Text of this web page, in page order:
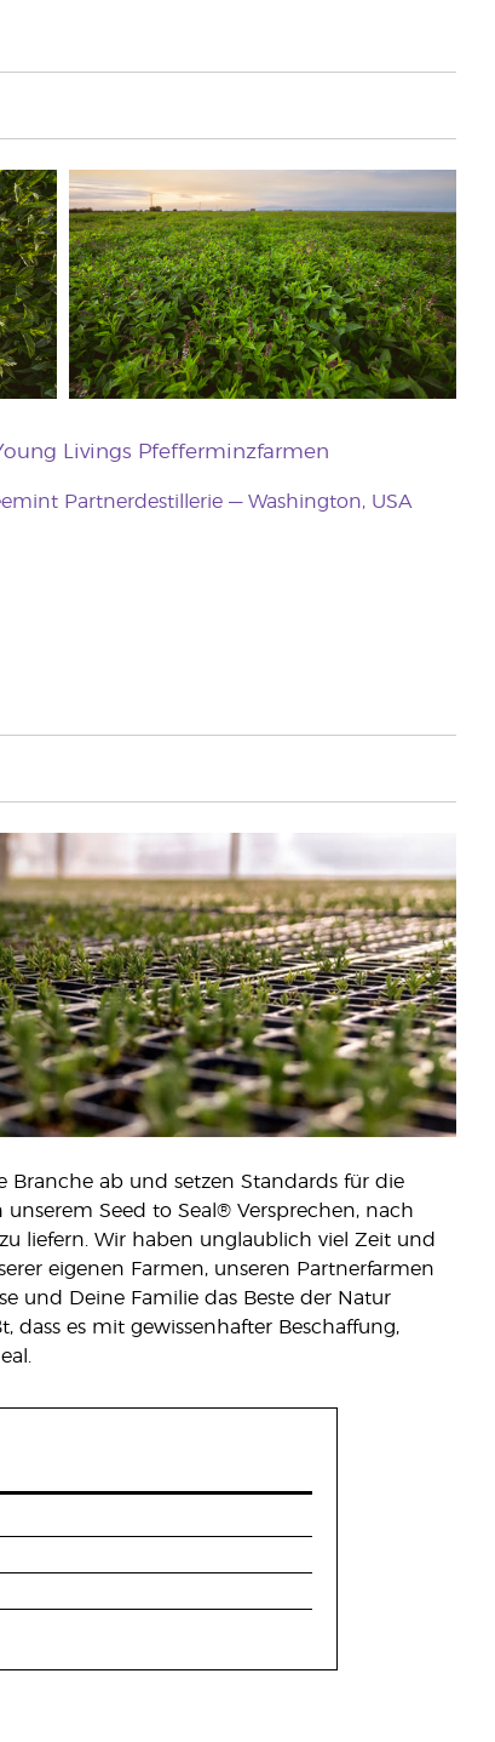
Livings Pfefferminzfarmen
Partnerdestillerie — Washington, USA
Branche ab und setzen Standards für die
Seed to Seal® Versprechen, nach
liefern. Wir haben unglaublich viel Zeit und
eigenen Farmen, unseren Partnerfarmen
und Deine Familie das Beste der Natur
dass es mit gewissenhafter Beschaffung,